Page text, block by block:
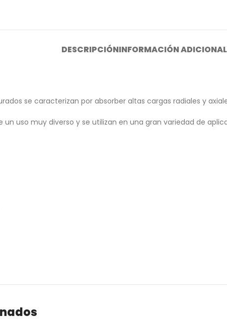
DESCRIPCIÓNINFORMACIÓN ADICIONAL
se caracterizan por absorber altas cargas radiales y
uso muy diverso y se utilizan en una gran variedad de